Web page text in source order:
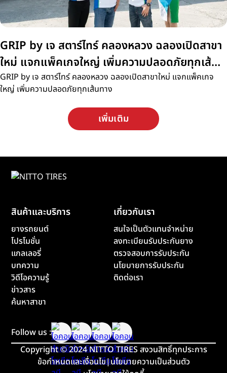
GRIP by เจ สตาร์ไทร์ คลองหลวง ฉลองเปิดสาขา
ใหม่ แจกแพ็คเกจใหญ่ เพิ่มความปลอดภัยทุกเส้น
ทาง
GRIP by เจ สตาร์ไทร์ คลองหลวง ฉลองเปิดสาขาใหม่ แจกแพ็คเกจ
ใหญ่ เพิ่มความปลอดภัยทุกเส้นทาง
เพิ่มเติม
สินค้าและบริการ
ยางรถยนต์
โปรโมชั่น
แกลเลอรี่
บทความ
วิดีโอความรู้
ข่าวสาร
ค้นหาสาขา
เกี่ยวกับเรา
สนใจเป็นตัวแทนจำหน่าย
ลงทะเบียนรับประกันยาง
ตรวจสอบการรับประกัน
นโยบายการรับประกัน
ติดต่อเรา
Follow us :
Copyright©2024 NITTO TIRES สงวนสิทธิ์ทุกประการ
ข้อกำหนดและเงื่อนไข|นโยบายความเป็นส่วนตัว